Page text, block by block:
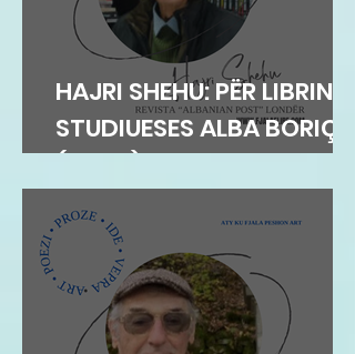
HAJRI SHEHU: PËR LIBRIN E
STUDIUESES ALBA BORIÇI
(GEGA)